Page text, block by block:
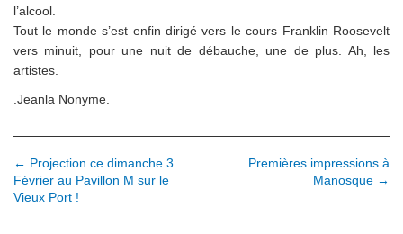
l’alcool.
Tout le monde s’est enfin dirigé vers le cours Franklin Roosevelt
vers minuit, pour une nuit de débauche, une de plus. Ah, les
artistes.
.Jeanla Nonyme.
N
a
← Projection ce dimanche 3
Février au Pavillon M sur le
Vieux Port !
Premières impressions à
Manosque →